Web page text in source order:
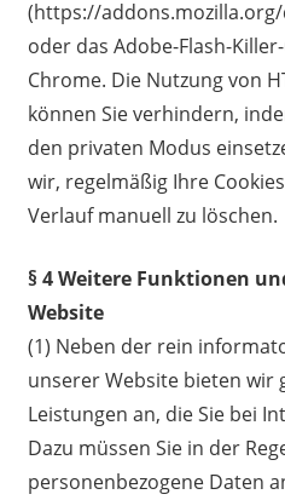
(https://
oder das Adobe-Flash-
Chrome. Die Nutzung von
können Sie verhindern,
den privaten Modus
wir, regelmäßig Ihre
Verlauf manuell zu löschen.
§ 4 Weitere Funktionen
Website
(1) Neben der rein
unserer Website bieten wir
Leistungen an, die Sie bei
Dazu müssen Sie in der
personenbezogene Daten